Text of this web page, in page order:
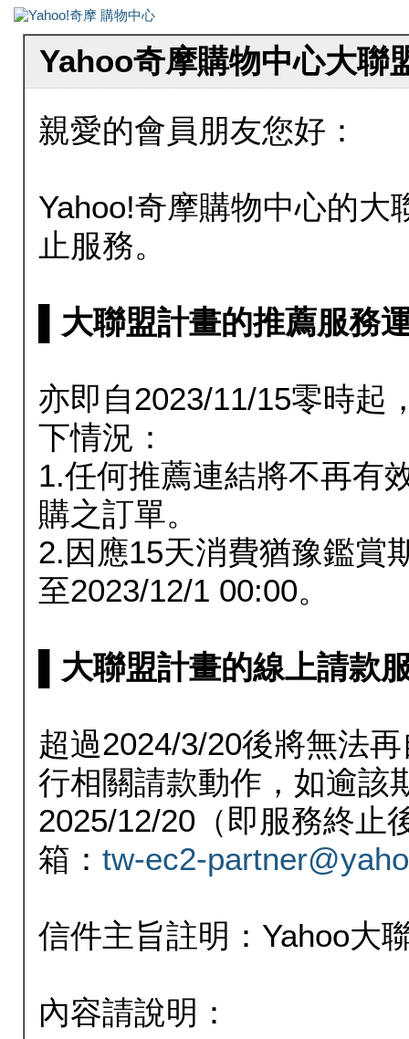
Yahoo奇摩購物中心大聯
親愛的會員朋友您好：
Yahoo!奇摩購物中心的大
止服務。
▌大聯盟計畫的推薦服務
亦即自2023/11/15零時起
下情況：
1.任何推薦連結將不再有
購之訂單。
2.因應15天消費猶豫鑑賞
至2023/12/1 00:00。
▌大聯盟計畫的線上請款
超過2024/3/20後將無法
行相關請款動作，如逾該
2025/12/20（即服務終止
箱： tw-ec2-
信件主旨註明：Yahoo大
內容請說明：